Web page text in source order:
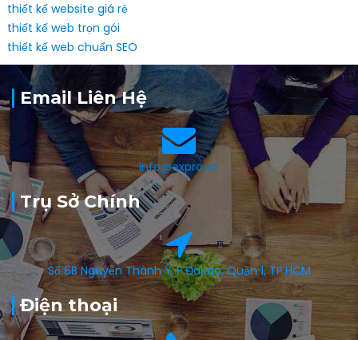
thiết kế website giá rẻ
thiết kế web trọn gói
thiết kế web chuẩn SEO
Email Liên Hệ
info@expro.vn
Trụ Sở Chính
Số 6B Nguyễn Thành Ý, P.ĐaKao, Quận 1, TP.HCM
Điện thoại